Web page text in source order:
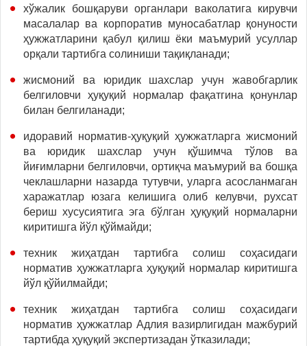
хўжалик бошқаруви органлари ваколатига кирувчи
масалалар ва корпоратив муносабатлар қонуности
ҳужжатларини қабул қилиш ёки маъмурий усуллар
орқали тартибга солиниши тақиқланади;
жисмоний ва юридик шахслар учун жавобгарлик
белгиловчи ҳуқуқий нормалар фақатгина қонунлар
билан белгиланади;
идоравий норматив-ҳуқуқий ҳужжатларга жисмоний
ва юридик шахслар учун қўшимча тўлов ва
йиғимларни белгиловчи, ортиқча маъмурий ва бошқа
чеклашларни назарда тутувчи, уларга асосланмаган
харажатлар юзага келишига олиб келувчи, рухсат
бериш хусусиятига эга бўлган ҳуқуқий нормаларни
киритишга йўл қўймайди;
техник жиҳатдан тартибга солиш соҳасидаги
норматив ҳужжатларга ҳуқуқий нормалар киритишга
йўл қўйилмайди;
техник жиҳатдан тартибга солиш соҳасидаги
норматив ҳужжатлар Адлия вазирлигидан мажбурий
тартибда ҳуқуқий экспертизадан ўтказилади;